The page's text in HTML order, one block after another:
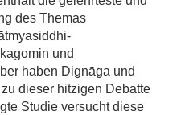
des Themas
und
haben Dignāga und
dieser hitzigen Debatte
Studie versucht diese